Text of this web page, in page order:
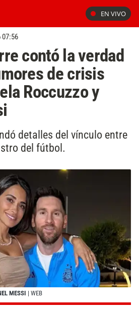
EN VIVO
07:56
contó la verdad
de crisis
Roccuzzo y
detalles del vínculo entre
del fútbol.
MESSI | WEB